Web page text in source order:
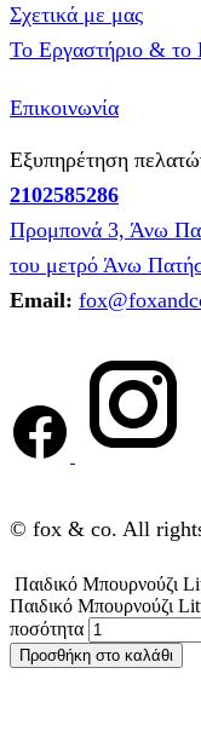
Σχετικά με μας
Το Εργαστήριο & το
Επικοινωνία
Εξυπηρέτηση
2102585286
Προμπονά 3, Άνω
του μετρό Άνω
Email:
© fox & co. All
Παιδικό Μπουρνούζι
Παιδικό Μπουρνούζι
ποσότητα
Προσθήκη στο καλάθι